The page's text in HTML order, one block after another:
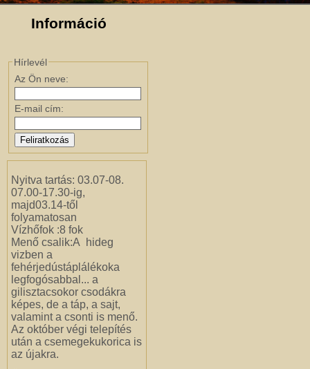
Információ
Hírlevél
Az Ön neve:
E-mail cím:
Nyitva tartás: 03.07-08.
07.00-17.30-ig,
majd03.14-től
folyamatosan
Vízhőfok :8 fok
Menő csalik:A hideg
vizben a
fehérjedústáplálékoka
legfogósabbal... a
gilisztacsokor csodákra
képes, de a táp, a sajt,
valamint a csonti is menő.
Az október végi telepítés
után a csemegekukorica is
az újakra.